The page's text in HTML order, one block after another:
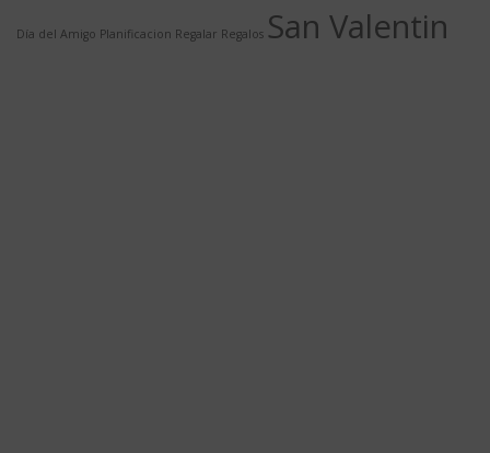
Día del Amigo Planificacion Regalar Regalos San Valentin